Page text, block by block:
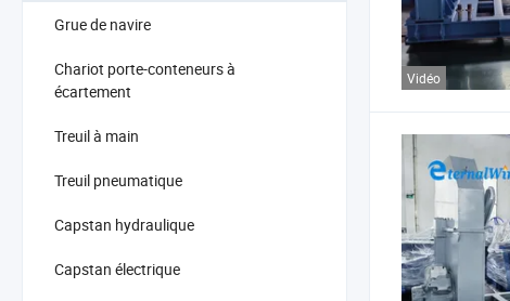
Grue de navire
Chariot porte-conteneurs à
écartement
Treuil à main
Treuil pneumatique
Capstan hydraulique
Capstan électrique
Vidéo